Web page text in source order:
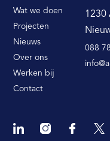
Wat we doen
Projecten
Nieuws
Over ons
Werken bij
Contact
1230
088
Linkedin Instagram FacebookTwitter